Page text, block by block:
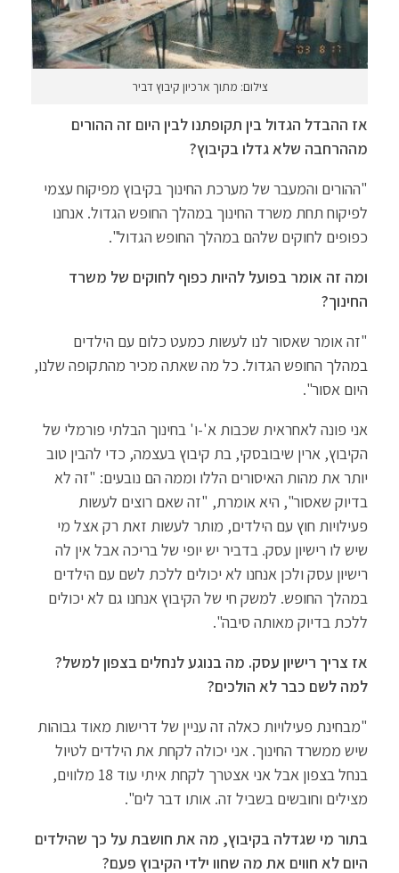
צילום: מתוך ארכיון קיבוץ דביר
אז ההבדל הגדול בין תקופתנו לבין היום זה ההורים
מההרחבה שלא גדלו בקיבוץ?
"ההורים והמעבר של מערכת החינוך בקיבוץ מפיקוח עצמי
לפיקוח תחת משרד החינוך במהלך החופש הגדול. אנחנו
כפופים לחוקים שלהם במהלך החופש הגדול".
ומה זה אומר בפועל להיות כפוף לחוקים של משרד
החינוך?
"זה אומר שאסור לנו לעשות כמעט כלום עם הילדים
במהלך החופש הגדול. כל מה שאתה מכיר מהתקופה שלנו,
היום אסור".
אני פונה לאחראית שכבות א'-ו' בחינוך הבלתי פורמלי של
הקיבוץ, ארין שיבובסקי, בת קיבוץ בעצמה, כדי להבין טוב
יותר את מהות האיסורים הללו וממה הם נובעים: "זה לא
בדיוק שאסור", היא אומרת, "זה שאם רוצים לעשות
פעילויות חוץ עם הילדים, מותר לעשות זאת רק אצל מי
שיש לו רישיון עסק. בדביר יש יופי של בריכה אבל אין לה
רישיון עסק ולכן אנחנו לא יכולים ללכת לשם עם הילדים
במהלך החופש. למשק חי של הקיבוץ אנחנו גם לא יכולים
ללכת בדיוק מאותה סיבה".
אז צריך רישיון עסק. מה בנוגע לנחלים בצפון למשל?
למה לשם כבר לא הולכים?
"מבחינת פעילויות כאלה זה עניין של דרישות מאוד גבוהות
שיש ממשרד החינוך. אני יכולה לקחת את הילדים לטיול
בנחל בצפון אבל אני אצטרך לקחת איתי עוד 18 מלווים,
מצילים וחובשים בשביל זה. אותו דבר לים".
בתור מי שגדלה בקיבוץ, מה את חושבת על כך שהילדים
היום לא חווים את מה שחוו ילדי הקיבוץ פעם?